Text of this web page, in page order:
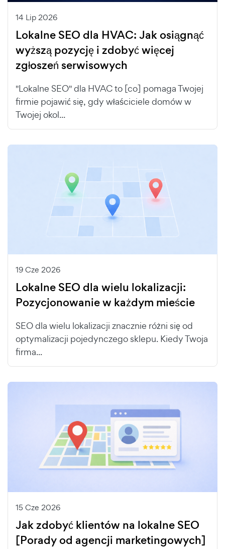
14 Lip 2026
Lokalne SEO dla HVAC: Jak osiągnąć
wyższą pozycję i zdobyć więcej
zgłoszeń serwisowych
"Lokalne SEO" dla HVAC to [co] pomaga Twojej
firmie pojawić się, gdy właściciele domów w
Twojej okol...
19 Cze 2026
Lokalne SEO dla wielu lokalizacji:
Pozycjonowanie w każdym mieście
SEO dla wielu lokalizacji znacznie różni się od
optymalizacji pojedynczego sklepu. Kiedy Twoja
firma...
15 Cze 2026
Jak zdobyć klientów na lokalne SEO
[Porady od agencji marketingowych]